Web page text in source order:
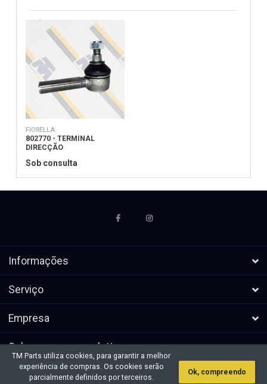
FIORELLA
802770 - TERMINAL
DIRECÇÃO
Sob consulta
Informações
Serviço
Empresa
Subscrever a newsletters
* Todos os preços excl. IVA, mais
Direitos de autor &cópia; 2026 TM
TM Parts utiliza cookies, para garantir a melhor
experiência de compras. Os cookies serão
parcialmente definidos por terceiros.
Ok, compreendo